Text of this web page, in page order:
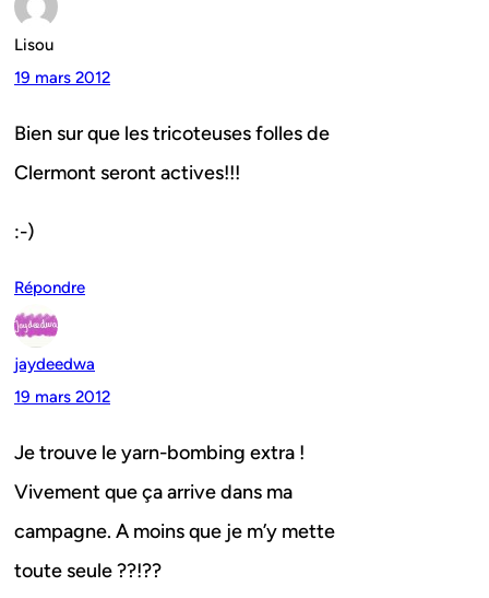
Lisou
19 mars 2012
Bien sur que les tricoteuses folles de
Clermont seront actives!!!
:-)
Répondre
jaydeedwa
19 mars 2012
Je trouve le yarn-bombing extra !
Vivement que ça arrive dans ma
campagne. A moins que je m’y mette
toute seule ??!??